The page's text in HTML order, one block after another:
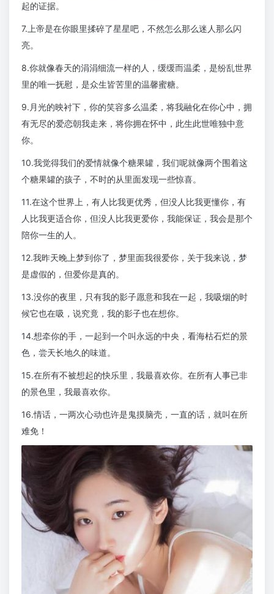
起的证据。
7.上帝是在你眼里揉碎了星星吧，不然怎么那么迷人那么闪
亮。
8.你就像春天的涓涓细流一样的人，缓缓而温柔，是纷乱世界
里的唯一抚慰，是众生皆苦里的温馨蜜糖。
9.月光的映衬下，你的笑容多么温柔，将我融化在你心中，拥
有无尽的爱恋朝我走来，将你拥在怀中，此生此世唯独中意
你。
10.我觉得我们的爱情就像个糖果罐，我们呢就像两个围着这
个糖果罐的孩子，不时的从里面发现一些惊喜。
11.在这个世界上，有人比我更优秀，但没人比我更懂你，有
人比我更适合你，但没人比我更爱你，我能保证，我会是那个
陪你一生的人。
12.我昨天晚上梦到你了，梦里面我很爱你，关于我来说，梦
是虚假的，但爱你是真的。
13.没你的夜里，只有我的影子愿意和我在一起，我吸烟的时
候它也在吸，说究竟，我的影子也在想你。
14.想牵你的手，一起到一个叫永远的中央，看海枯石烂的景
色，尝天长地久的味道。
15.在所有不被想起的快乐里，我最喜欢你。在所有人事已非
的景色里，我最喜欢你。
16.情话，一两次心动也许是鬼摸脑壳，一直的话，就叫在所
难免！